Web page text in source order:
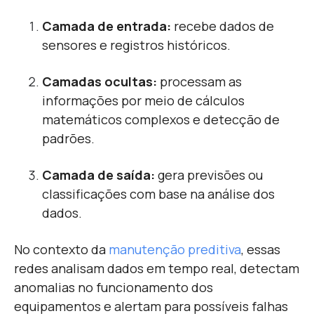
Camada de entrada: recebe dados de
sensores e registros históricos.
Camadas ocultas: processam as
informações por meio de cálculos
matemáticos complexos e detecção de
padrões.
Camada de saída: gera previsões ou
classificações com base na análise dos
dados.
No contexto da manutenção preditiva, essas
redes analisam dados em tempo real, detectam
anomalias no funcionamento dos
equipamentos e alertam para possíveis falhas